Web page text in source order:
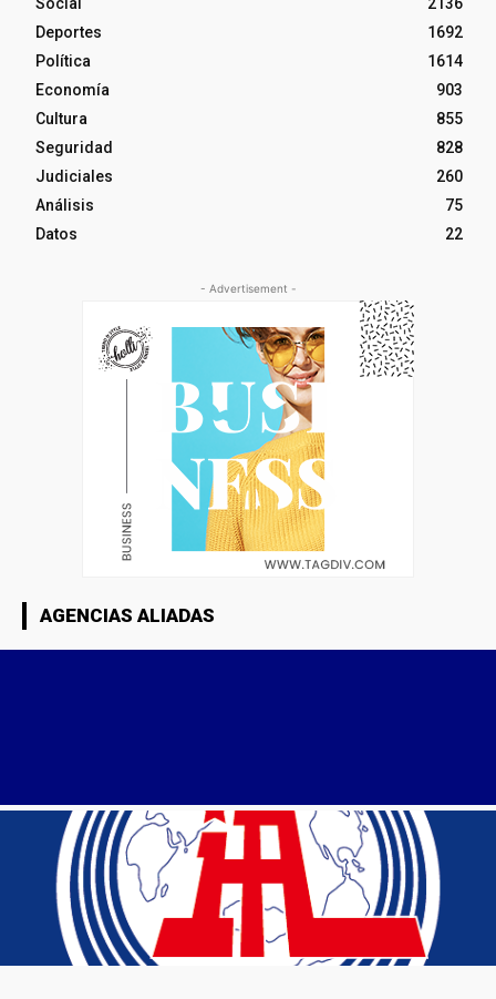
Deportes
1692
Política
1614
Economía
903
Cultura
855
Seguridad
828
Judiciales
260
Análisis
75
Datos
22
- Advertisement -
AGENCIAS ALIADAS